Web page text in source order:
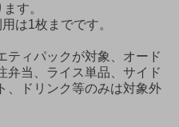
す。
は1枚までです。
ティパックが対象、オード
弁当、ライス単品、サイド
、ドリンク等のみは対象外